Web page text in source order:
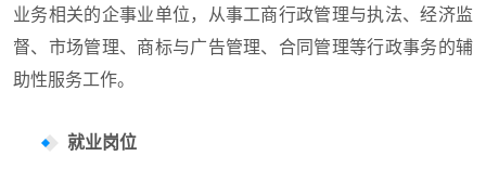
业务相关的企事业单位，从事工商行政管理与执法、经济监
督、市场管理、商标与广告管理、合同管理等行政事务的辅
助性服务工作。
就业岗位